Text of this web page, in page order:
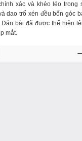
xác và khéo léo trong
dao trổ xén đều bốn góc
Dán bài đã được thể hiện
mắt.